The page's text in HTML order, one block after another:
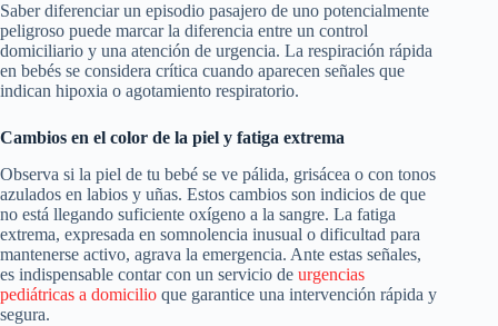
Saber diferenciar un episodio pasajero de uno potencialmente
peligroso puede marcar la diferencia entre un control
domiciliario y una atención de urgencia. La respiración rápida
en bebés se considera crítica cuando aparecen señales que
indican hipoxia o agotamiento respiratorio.
Cambios en el color de la piel y fatiga extrema
Observa si la piel de tu bebé se ve pálida, grisácea o con tonos
azulados en labios y uñas. Estos cambios son indicios de que
no está llegando suficiente oxígeno a la sangre. La fatiga
extrema, expresada en somnolencia inusual o dificultad para
mantenerse activo, agrava la emergencia. Ante estas señales,
es indispensable contar con un servicio de urgencias
pediátricas a domicilio que garantice una intervención rápida y
segura.